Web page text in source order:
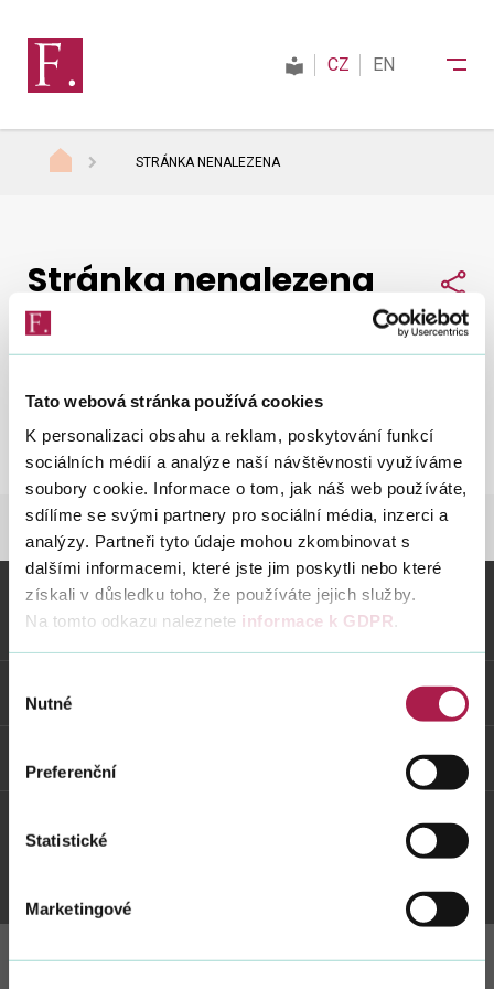
Tato webová stránka používá cookies
K personalizaci obsahu a reklam, poskytování funkcí
sociálních médií a analýze naší návštěvnosti využíváme
soubory cookie. Informace o tom, jak náš web používáte,
sdílíme se svými partnery pro sociální média, inzerci a
analýzy. Partneři tyto údaje mohou zkombinovat s
dalšími informacemi, které jste jim poskytli nebo které
získali v důsledku toho, že používáte jejich služby.
Na tomto odkazu naleznete informace k GDPR.
souhlasu
Nutné
Preferenční
Statistické
Marketingové
Daně
Mezinárodní spolupráce
Kontakty
Vyhledat na webu
CZ EN
STRÁNKA NENALEZENA
Nepodařilo se nám najít, co jste hledali.
Zkuste to
znovu.
Stránka nenalezena
STRÁNKA NENALEZENA
Vybrané informace
Odkazy
Weby FS
Instagram